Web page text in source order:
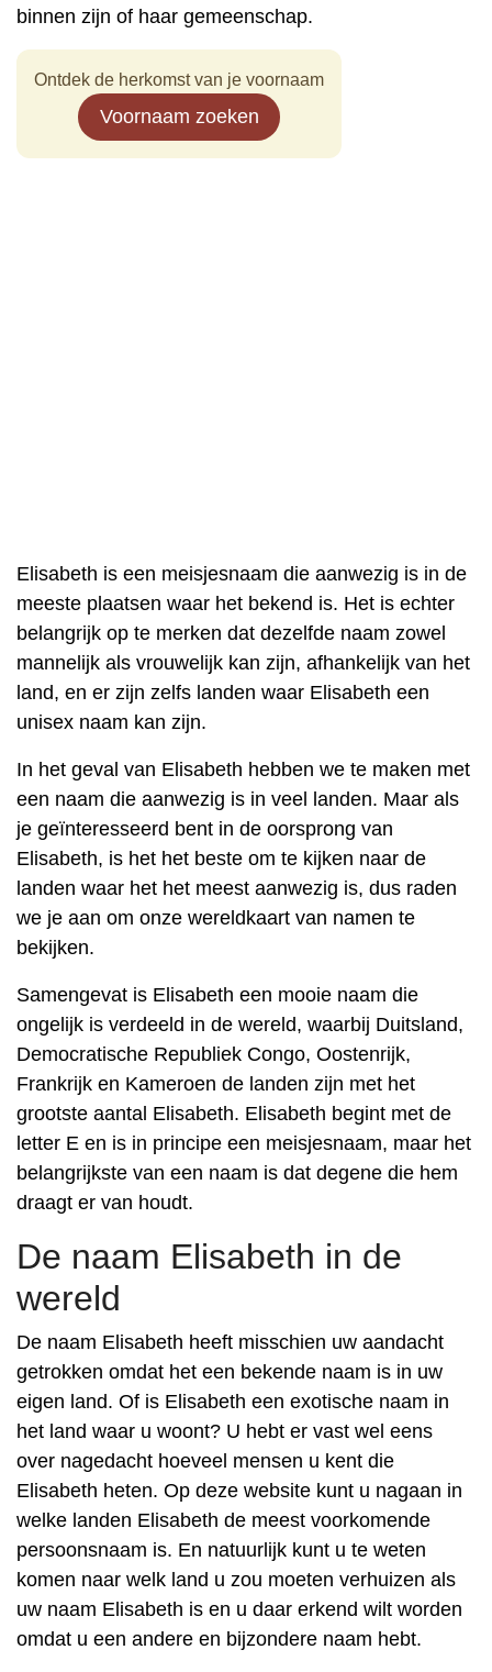
binnen zijn of haar gemeenschap.
Ontdek de herkomst van je voornaam
Voornaam zoeken
Elisabeth is een meisjesnaam die aanwezig is in de
meeste plaatsen waar het bekend is. Het is echter
belangrijk op te merken dat dezelfde naam zowel
mannelijk als vrouwelijk kan zijn, afhankelijk van het
land, en er zijn zelfs landen waar Elisabeth een
unisex naam kan zijn.
In het geval van Elisabeth hebben we te maken met
een naam die aanwezig is in veel landen. Maar als
je geïnteresseerd bent in de oorsprong van
Elisabeth, is het het beste om te kijken naar de
landen waar het het meest aanwezig is, dus raden
we je aan om onze wereldkaart van namen te
bekijken.
Samengevat is Elisabeth een mooie naam die
ongelijk is verdeeld in de wereld, waarbij Duitsland,
Democratische Republiek Congo, Oostenrijk,
Frankrijk en Kameroen de landen zijn met het
grootste aantal Elisabeth. Elisabeth begint met de
letter E en is in principe een meisjesnaam, maar het
belangrijkste van een naam is dat degene die hem
draagt er van houdt.
De naam Elisabeth in de
wereld
De naam Elisabeth heeft misschien uw aandacht
getrokken omdat het een bekende naam is in uw
eigen land. Of is Elisabeth een exotische naam in
het land waar u woont? U hebt er vast wel eens
over nagedacht hoeveel mensen u kent die
Elisabeth heten. Op deze website kunt u nagaan in
welke landen Elisabeth de meest voorkomende
persoonsnaam is. En natuurlijk kunt u te weten
komen naar welk land u zou moeten verhuizen als
uw naam Elisabeth is en u daar erkend wilt worden
omdat u een andere en bijzondere naam hebt.